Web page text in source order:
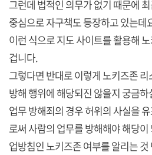
그런데 법적인 의무가 없기 때문에
중심으로 자구책도 등장하고 있는데
이런 식으로 지도 사이트를 활용해
겁니다.
그렇다면 반대로 이렇게 노키즈존
방해 행위에 해당되진 않을지 궁금하
업무 방해죄의 경우 허위의 사실을
로써 사람의 업무를 방해해야 해당
업방침인 노키즈존 여부를 알리는